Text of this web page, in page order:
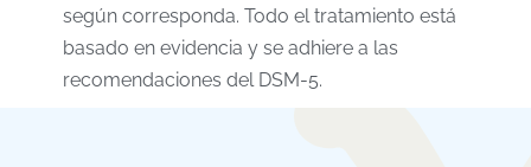
según corresponda. Todo el tratamiento está
basado en evidencia y se adhiere a las
recomendaciones del DSM-5.